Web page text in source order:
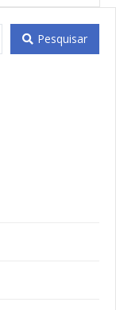
Pesquisar